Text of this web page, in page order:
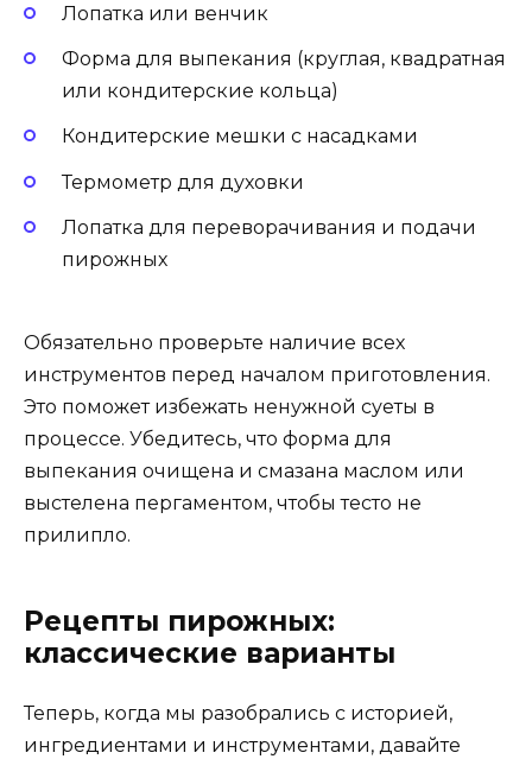
Лопатка или венчик
Форма для выпекания (круглая, квадратная
или кондитерские кольца)
Кондитерские мешки с насадками
Термометр для духовки
Лопатка для переворачивания и подачи
пирожных
Обязательно проверьте наличие всех
инструментов перед началом приготовления.
Это поможет избежать ненужной суеты в
процессе. Убедитесь, что форма для
выпекания очищена и смазана маслом или
выстелена пергаментом, чтобы тесто не
прилипло.
Рецепты пирожных:
классические варианты
Теперь, когда мы разобрались с историей,
ингредиентами и инструментами, давайте